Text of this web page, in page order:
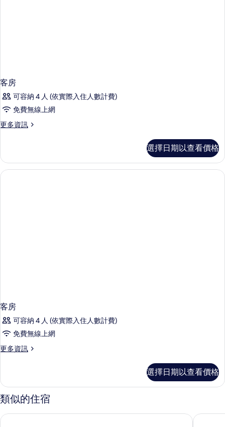
客房
可容納 4 人 (依實際入住人數計費)
免費無線上網
更多資訊
更
的
詳
情
選擇日期以查看價格
客房
可容納 4 人 (依實際入住人數計費)
免費無線上網
更多資訊
更
的
詳
情
選擇日期以查看價格
類似的住宿
伊萬里大飯店 HOTEL